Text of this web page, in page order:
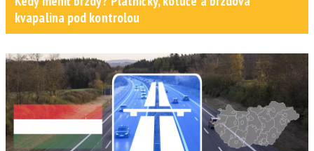
kvapalina pod kontrolou